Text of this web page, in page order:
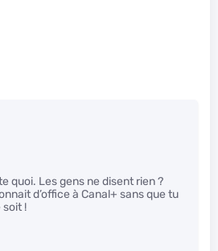
quoi. Les gens ne disent rien ?
d’office à Canal+ sans que tu
soit !